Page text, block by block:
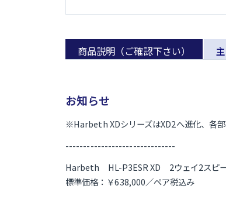
商品説明（ご確認下さい）
お知らせ
※Harbeth XDシリーズはXD2へ進化、各部
-------------------------------
Harbeth HL-P3ESR XD 2ウェイ2スピ
標準価格：￥638,000／ペア税込み